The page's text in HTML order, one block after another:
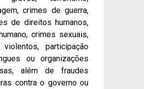
crimes de guerra,
de direitos humanos,
crimes sexuais,
participação
ou organizações
além de fraudes
contra o governo ou